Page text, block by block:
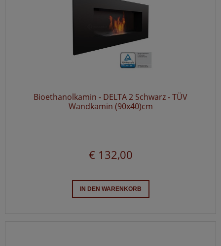
Bioethanolkamin - DELTA 2 Schwarz - TÜV
Wandkamin (90x40)cm
€ 132,00
IN DEN WARENKORB